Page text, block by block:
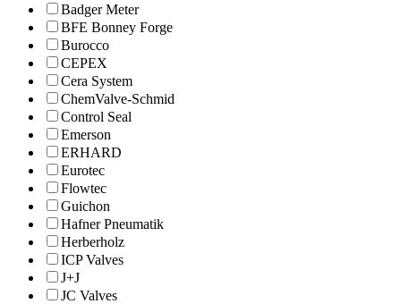
Badger Meter
BFE Bonney Forge
Burocco
CEPEX
Cera System
ChemValve-Schmid
Control Seal
Emerson
ERHARD
Eurotec
Flowtec
Guichon
Hafner Pneumatik
Herberholz
ICP Valves
J+J
JC Valves